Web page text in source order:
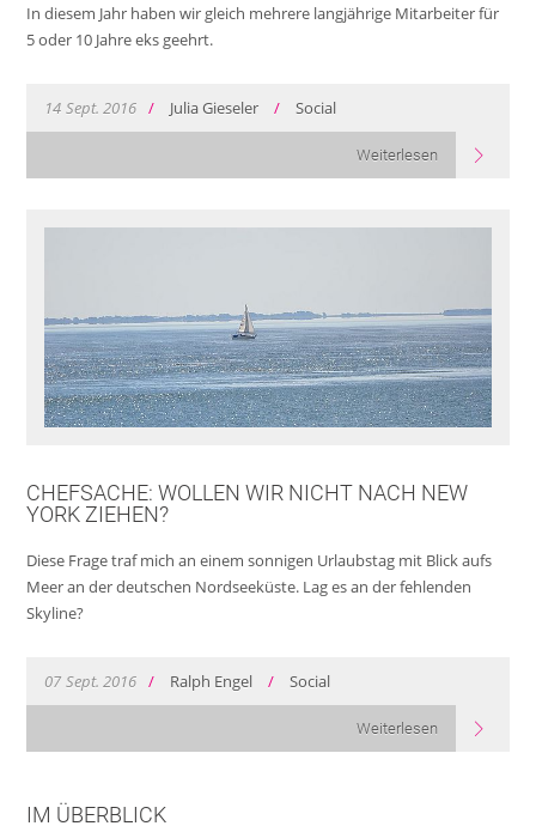
In diesem Jahr haben wir gleich mehrere langjährige Mitarbeiter für
5 oder 10 Jahre eks geehrt.
14 Sept. 2016 / Julia Gieseler / Social
Weiterlesen
CHEFSACHE: WOLLEN WIR NICHT NACH NEW
YORK ZIEHEN?
Diese Frage traf mich an einem sonnigen Urlaubstag mit Blick aufs
Meer an der deutschen Nordseeküste. Lag es an der fehlenden
Skyline?
07 Sept. 2016 / Ralph Engel / Social
Weiterlesen
IM ÜBERBLICK